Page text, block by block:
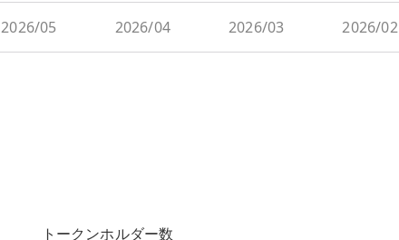
2026/05 2026/04 2026/03 2026/02
トークンホルダー数